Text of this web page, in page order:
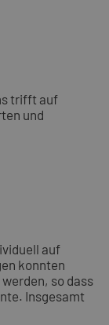
trifft auf
und
auf
konnten
so dass
Insgesamt